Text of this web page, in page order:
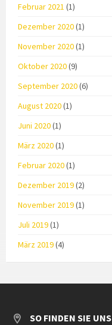
Februar 2021 (1)
Dezember 2020(1)
November 2020(1)
Oktober 2020(9)
September 2020(6)
August 2020(1)
Juni 2020(1)
März 2020(1)
Februar 2020(1)
Dezember 2019(2)
November 2019(1)
Juli 2019(1)
März 2019(4)
SO FINDEN SIE UNS